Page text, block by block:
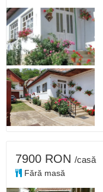
7900 RON /casă
Fără masă